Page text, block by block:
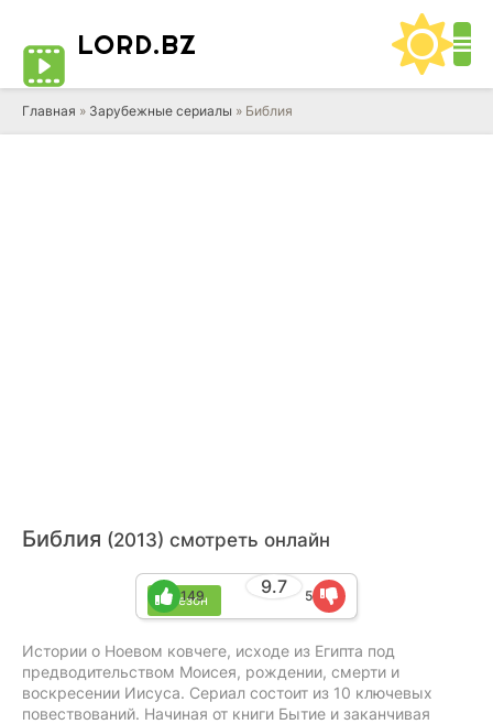
LORD.BZ
Главная » Зарубежные сериалы » Библия
Библия (2013) смотреть онлайн
1 сезон
9.7
149 5
Истории о Ноевом ковчеге, исходе из Египта под
предводительством Моисея, рождении, смерти и
воскресении Иисуса. Сериал состоит из 10 ключевых
повествований. Начиная от книги Бытие и заканчивая